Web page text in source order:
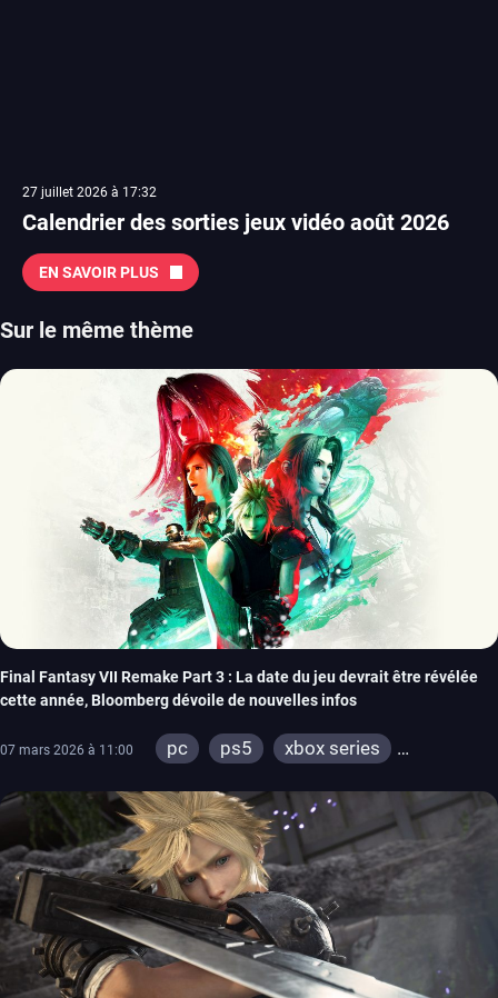
27 juillet 2026 à 17:32
Calendrier des sorties jeux vidéo août 2026
EN SAVOIR PLUS
Sur le même thème
Final Fantasy VII Remake Part 3 : La date du jeu devrait être révélée
cette année, Bloomberg dévoile de nouvelles infos
07 mars 2026 à 11:00 pc ps5
xbox series